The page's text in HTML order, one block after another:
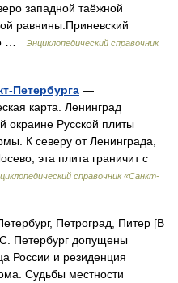
западной таёжной
равнины.Приневский
…
Энциклопедический справочник
Петербурга —
карта. Ленинград
окраине Русской плиты
К северу от Ленинграда,
эта плита граничит с
справочник «Санкт-
Петроград, Питер [В
Петербург допущены
России и резиденция
Судьбы местности